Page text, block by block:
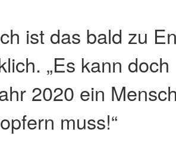
ist das bald zu
„Es kann
2020 ein
muss!“